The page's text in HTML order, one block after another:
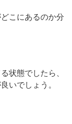
こにあるのか分
状態でしたら、
いでしょう。